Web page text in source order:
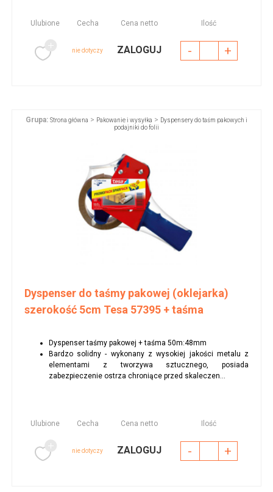
Ulubione Cecha Cena netto Ilość
nie dotyczy ZALOGUJ - +
Grupa: Strona główna > Pakowanie i wysyłka > Dyspensery do taśm pakowych i
podajniki do folii
Dyspenser do taśmy pakowej (oklejarka)
szerokość 5cm Tesa 57395 + taśma
Dyspenser taśmy pakowej + taśma 50m:48mm
Bardzo solidny - wykonany z wysokiej jakości metalu z
elementami z tworzywa sztucznego, posiada
zabezpieczenie ostrza chroniące przed skaleczen...
Ulubione Cecha Cena netto Ilość
nie dotyczy ZALOGUJ - +